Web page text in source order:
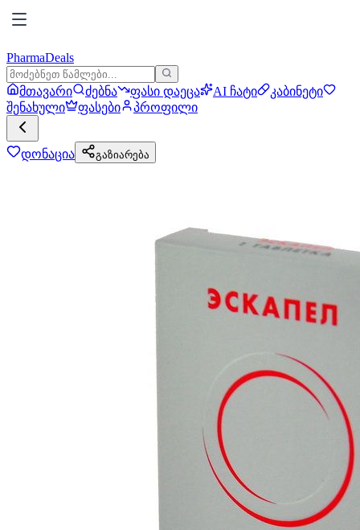
PharmaDeals
მთავარი ძებნა ფასი დაეცა AI ჩატი
კაბინეტი
შენახული
ფასები პროფილი
დონაცია გაზიარება